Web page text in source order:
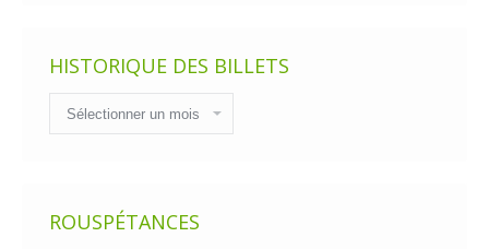
HISTORIQUE DES BILLETS
des
billets
ROUSPÉTANCES